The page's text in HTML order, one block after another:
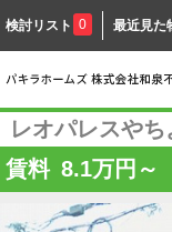
検討リスト 0 最近見た
レオパレスやち
賃料 8.1万円～